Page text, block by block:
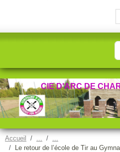
CIE D'ARC DE
Accueil
Le retour de l’école de Tir au